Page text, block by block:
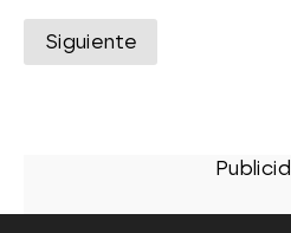
Siguiente